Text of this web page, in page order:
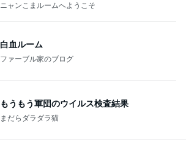
ニャンこまルームへようこそ
白血ルーム
ファーブル家のブログ
もうもう軍団のウイルス検査結果
まだらダラダラ猫